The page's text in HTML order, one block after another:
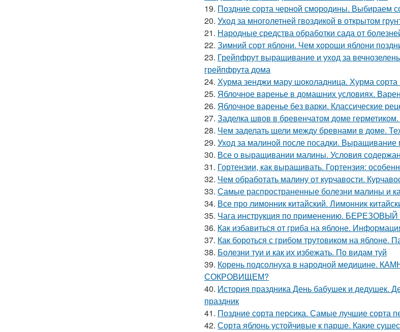
19. Поздние сорта черной смородины. Выбираем
20. Уход за многолетней гвоздикой в открытом
21. Народные средства обработки сада от
22. Зимний сорт яблони. Чем хороши яблони
23. Грейпфрут выращивание и уход за
грейпфрута дома
24. Хурма зенджи мару шоколадница. Хурма
25. Яблочное варенье в домашних условиях.
26. Яблочное варенье без варки. Классические
27. Заделка швов в бревенчатом доме
28. Чем заделать щели между бревнами в доме.
29. Уход за малиной после посадки.
30. Все о выращивании малины. Условия
31. Гортензии, как выращивать. Гортензия:
32. Чем обработать малину от курчавости.
33. Самые распространенные болезни малины и
34. Все про лимонник китайский. Лимонник
35. Чага инструкция по применению.
36. Как избавиться от гриба на яблоне.
37. Как бороться с грибом трутовиком на яблоне.
38. Болезни туи и как их избежать. По видам туй
39. Корень подсолнуха в народной
СОКРОВИЩЕМ?
40. История праздника День бабушек и дедушек.
праздник
41. Поздние сорта персика. Самые лучшие сорта
42. Сорта яблонь устойчивые к парше. Какие